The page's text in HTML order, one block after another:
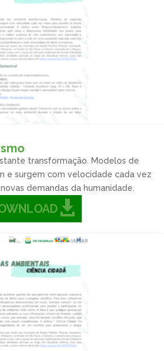
transformação. Modelos de
e surgem com velocidade cada vez
demandas da humanidade.